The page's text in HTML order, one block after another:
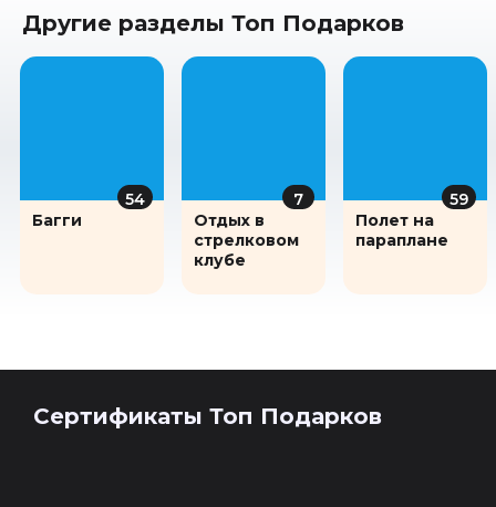
Другие разделы Топ Подарков
54
Багги
7
Отдых в
стрелковом
клубе
59
Полет на
параплане
Сертификаты Топ Подарков